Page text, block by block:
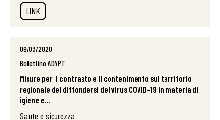
LINK
09/03/2020
Bollettino ADAPT
Misure per il contrasto e il contenimento sul territorio
regionale del diffondersi del virus COVID-19 in materia di
igiene e...
Salute e sicurezza